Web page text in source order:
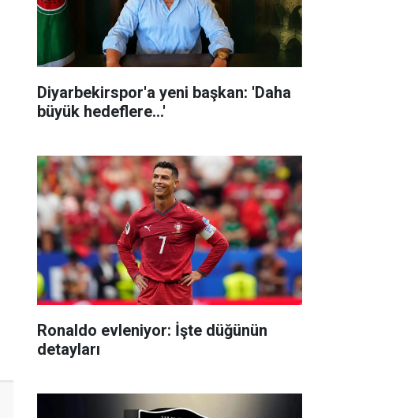
Diyarbekirspor'a yeni başkan: 'Daha
büyük hedeflere...'
Ronaldo evleniyor: İşte düğünün
detayları